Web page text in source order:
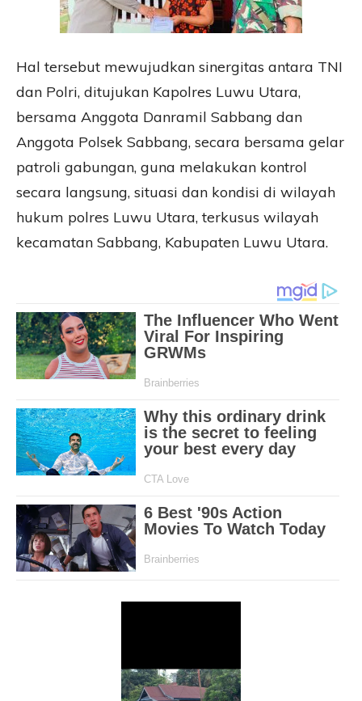
Hal tersebut mewujudkan sinergitas antara TNI
dan Polri, ditujukan Kapolres Luwu Utara,
bersama Anggota Danramil Sabbang dan
Anggota Polsek Sabbang, secara bersama gelar
patroli gabungan, guna melakukan kontrol
secara langsung, situasi dan kondisi di wilayah
hukum polres Luwu Utara, terkusus wilayah
kecamatan Sabbang, Kabupaten Luwu Utara.